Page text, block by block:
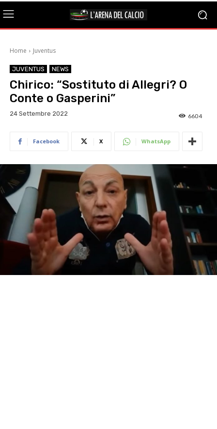
Home Juventus
JUVENTUS NEWS
Chirico: “Sostituto di Allegri? O
Conte o Gasperini”
24 Settembre 2022 6604
Facebook X WhatsApp